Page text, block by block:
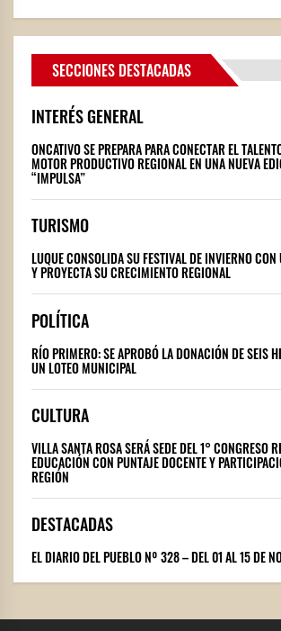
SECCIONES DESTACADAS
INTERÉS GENERAL
ONCATIVO SE PREPARA PARA CONECTAR EL
MOTOR PRODUCTIVO REGIONAL EN UNA NUEVA
“IMPULSA”
TURISMO
LUQUE CONSOLIDA SU FESTIVAL DE INVIERNO
Y PROYECTA SU CRECIMIENTO REGIONAL
POLÍTICA
RÍO PRIMERO: SE APROBÓ LA DONACIÓN DE SEIS
UN LOTEO MUNICIPAL
CULTURA
VILLA SANTA ROSA SERÁ SEDE DEL 1° CONGRESO
EDUCACIÓN CON PUNTAJE DOCENTE Y
REGIÓN
DESTACADAS
EL DIARIO DEL PUEBLO Nº 328 – DEL 01 AL 15 DE